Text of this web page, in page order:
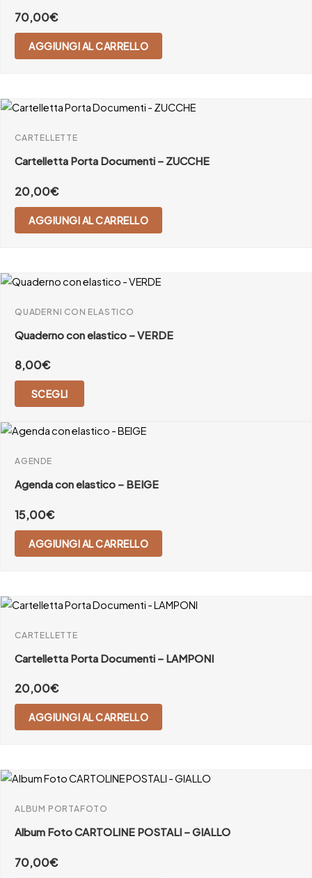
70,00€
AGGIUNGI AL CARRELLO
CARTELLETTE
Cartelletta Porta Documenti – ZUCCHE
20,00€
AGGIUNGI AL CARRELLO
QUADERNI CON ELASTICO
Quaderno con elastico – VERDE
8,00€
SCEGLI
AGENDE
Agenda con elastico – BEIGE
15,00€
AGGIUNGI AL CARRELLO
CARTELLETTE
Cartelletta Porta Documenti – LAMPONI
20,00€
AGGIUNGI AL CARRELLO
ALBUM PORTAFOTO
Album Foto CARTOLINE POSTALI – GIALLO
70,00€